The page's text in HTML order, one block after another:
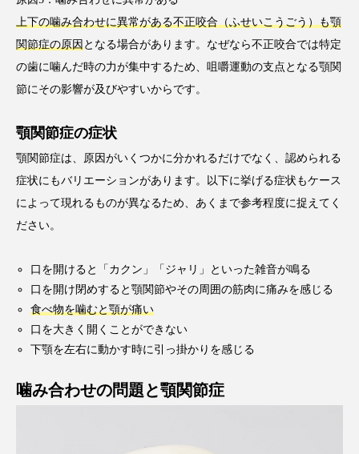
上下の噛み合わせに異常がある不正咬合（ふせいこうごう）も顎
関節症の原因となる場合があります。なぜなら不正咬合では特定
の歯に噛んだ時の力が集中するため、咀嚼運動の支点となる顎関
節にその影響が及びやすいからです。
顎関節症の症状
顎関節症は、原因がいくつかに分かれるだけでなく、認められる
症状にもバリエーションがあります。以下に挙げる症状もケース
によって現れるものが異なるため、あくまで参考程度に捉えてく
ださい。
口を開けると「カクン」「ジャリ」といった雑音が鳴る
口を開け閉めすると顎関節やその周囲の筋肉に痛みを感じる
食べ物を噛むと顎が痛い
口を大きく開くことができない
下顎を左右に動かす時に引っ掛かりを感じる
噛み合わせの問題と顎関節症